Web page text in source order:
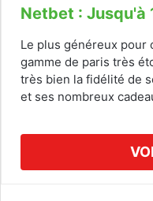
Netbet :
Le plus généreux pour
gamme de paris très
très bien la fidélité de
et ses nombreux